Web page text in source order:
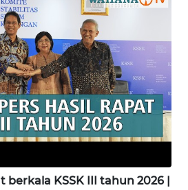
berkala KSSK III tahun 2026 |